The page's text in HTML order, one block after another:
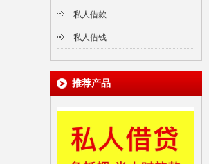
私人借款
私人借钱
推荐产品